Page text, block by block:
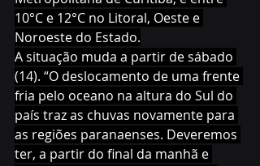
10°C e 12°C no Litoral, Oeste e
Noroeste do Estado.
A situação muda a partir de sábado
(14). “O deslocamento de uma frente
fria pelo oceano na altura do Sul do
país traz as chuvas novamente para
as regiões paranaenses. Deveremos
ter, a partir do final da manhã e